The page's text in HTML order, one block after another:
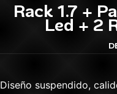
Rack 1.7 +
Led + 2
Diseño suspendido,